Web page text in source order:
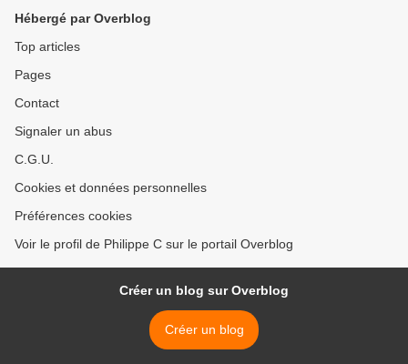
Hébergé par Overblog
Top articles
Pages
Contact
Signaler un abus
C.G.U.
Cookies et données personnelles
Préférences cookies
Voir le profil de Philippe C sur le portail Overblog
Créer un blog sur Overblog
Créer un blog